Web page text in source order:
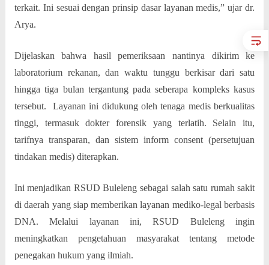
terkait. Ini sesuai dengan prinsip dasar layanan medis,” ujar dr.
Arya.
Dijelaskan bahwa hasil pemeriksaan nantinya dikirim ke
laboratorium rekanan, dan waktu tunggu berkisar dari satu
hingga tiga bulan tergantung pada seberapa kompleks kasus
tersebut.
Layanan ini didukung oleh tenaga medis berkualitas
tinggi, termasuk dokter forensik yang terlatih. Selain itu,
tarifnya transparan, dan sistem inform consent (persetujuan
tindakan medis) diterapkan.
Ini menjadikan RSUD Buleleng sebagai salah satu rumah sakit
di daerah yang siap memberikan layanan mediko-legal berbasis
DNA. Melalui layanan ini, RSUD Buleleng ingin
meningkatkan pengetahuan masyarakat tentang metode
penegakan hukum yang ilmiah.